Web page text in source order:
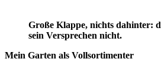
Große Klappe, nichts dahinter:
sein Versprechen nicht.
Mein Garten als Vollsortimenter